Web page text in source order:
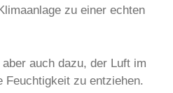
zu einer echten
auch dazu, der Luft im
Feuchtigkeit zu entziehen.